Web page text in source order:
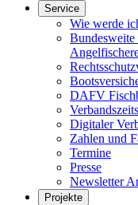
Service
Wie werde
DAFV
Digitaler
Zahlen und
Termine
Presse
Newsletter
Projekte